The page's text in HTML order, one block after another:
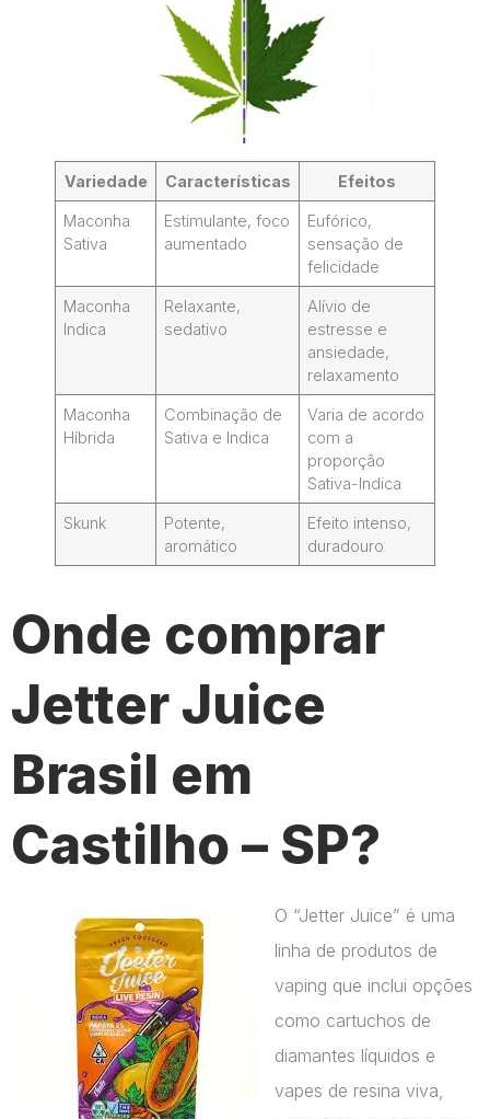
Variedade Características Efeitos
Maconha
Sativa
Estimulante, foco
aumentado
Eufórico,
sensação de
felicidade
Maconha
Indica
Relaxante,
sedativo
Alívio de
estresse e
ansiedade,
relaxamento
Maconha
Híbrida
Combinação de
Sativa e Indica
Varia de acordo
com a
proporção
Sativa-Indica
Skunk
Potente,
aromático
Efeito intenso,
duradouro
Onde comprar
Jetter Juice
Brasil em
Castilho – SP?
O “Jetter Juice” é uma
linha de produtos de
vaping que inclui opções
como cartuchos de
diamantes líquidos e
vapes de resina viva,